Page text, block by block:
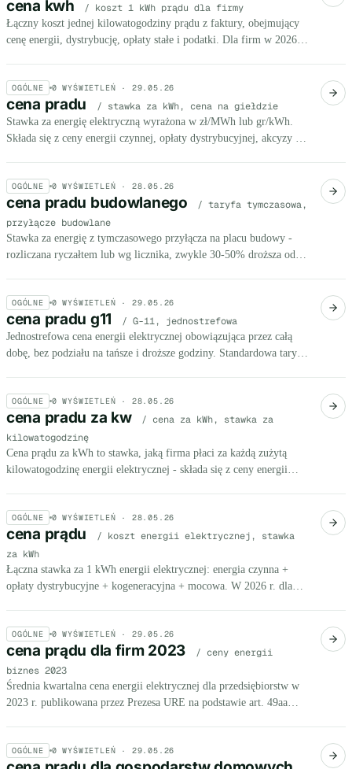
cena kwh / koszt 1 kWh prądu dla firmy
Łączny koszt jednej kilowatogodziny prądu z faktury, obejmujący
cenę energii, dystrybucję, opłaty stałe i podatki. Dla firm w 2026 r.
OGÓLNE 0 WYŚWIETLEŃ · 29.05.26
cena pradu / stawka za kWh, cena na giełdzie
Stawka za energię elektryczną wyrażona w zł/MWh lub gr/kWh.
Składa się z ceny energii czynnej, opłaty dystrybucyjnej, akcyzy i
OGÓLNE 0 WYŚWIETLEŃ · 28.05.26
cena pradu budowlanego
/ taryfa tymczasowa,
przyłącze budowlane
Stawka za energię z tymczasowego przyłącza na placu budowy -
rozliczana ryczałtem lub wg licznika, zwykle 30-50% droższa od
OGÓLNE 0 WYŚWIETLEŃ · 29.05.26
cena pradu g11 / G-11, jednostrefowa
Jednostrefowa cena energii elektrycznej obowiązująca przez całą
dobę, bez podziału na tańsze i droższe godziny. Standardowa taryfa
OGÓLNE 0 WYŚWIETLEŃ · 28.05.26
cena pradu za kw
/ cena za kWh, stawka za
kilowatogodzinę
Cena prądu za kWh to stawka, jaką firma płaci za każdą zużytą
kilowatogodzinę energii elektrycznej - składa się z ceny energii
OGÓLNE 0 WYŚWIETLEŃ · 28.05.26
cena prądu
/ koszt energii elektrycznej, stawka
za kWh
Łączna stawka za 1 kWh energii elektrycznej: energia czynna +
opłaty dystrybucyjne + kogeneracyjna + mocowa. W 2026 r. dla
OGÓLNE 0 WYŚWIETLEŃ · 29.05.26
cena prądu dla firm 2023
/ ceny energii
biznes 2023
Średnia kwartalna cena energii elektrycznej dla przedsiębiorstw w
2023 r. publikowana przez Prezesa URE na podstawie art. 49aa
OGÓLNE 0 WYŚWIETLEŃ · 29.05.26